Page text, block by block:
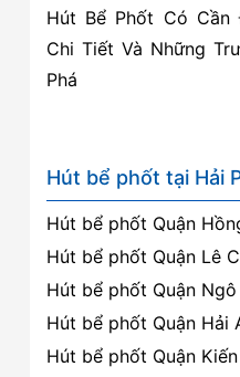
Hút Bể Phốt Có Cần
Chi Tiết Và Những
Phá
Hút bể phốt tại Hải
Hút bể phốt Quận
Hút bể phốt Quận Lê
Hút bể phốt Quận Ngô
Hút bể phốt Quận Hải
Hút bể phốt Quận